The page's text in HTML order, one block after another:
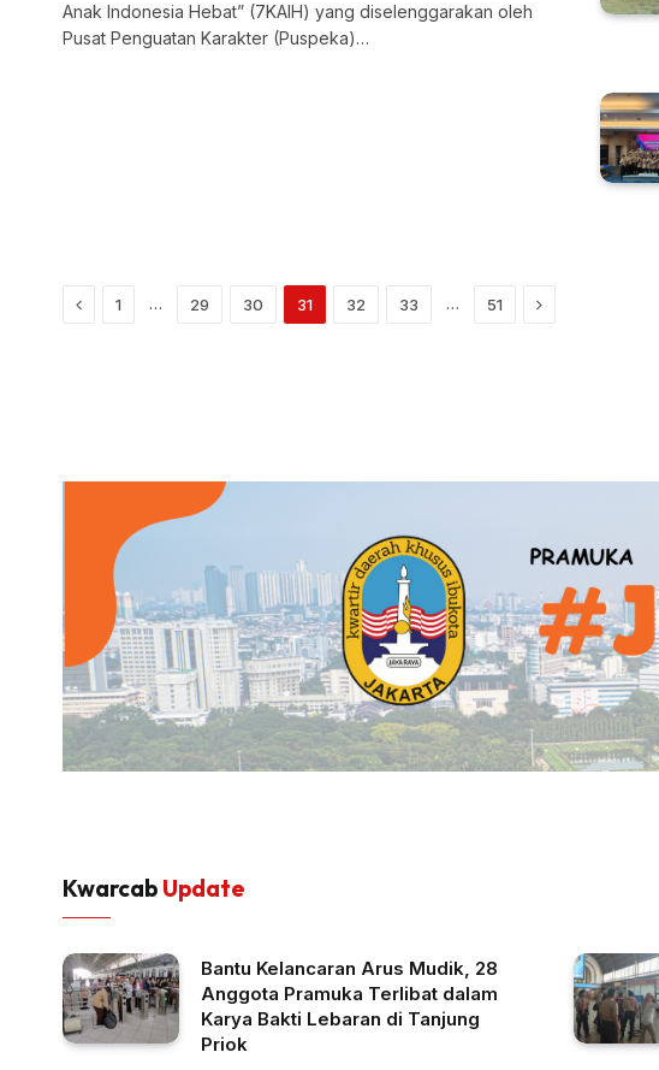
Anak Indonesia Hebat” (7KAIH) yang diselenggarakan oleh
Pusat Penguatan Karakter (Puspeka)…
Previous
1 … 29 30 31 32 33 … 51 Next
Kwarcab Update
Bantu Kelancaran Arus Mudik, 28
Anggota Pramuka Terlibat dalam
Karya Bakti Lebaran di Tanjung
Priok